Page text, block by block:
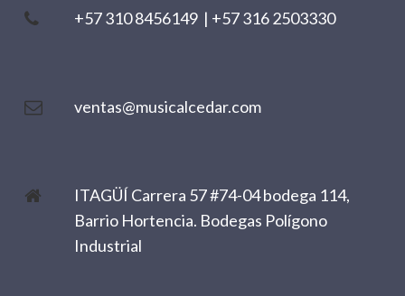
+57 310 8456149 | +57 316 2503330
ventas@musicalcedar.com
ITAGÜÍ Carrera 57 #74-04 bodega 114,
Barrio Hortencia. Bodegas Polígono
Industrial